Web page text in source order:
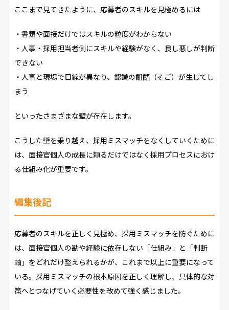
ここまで見てきたように、応募者のスキルを見極めるには
・書類や面接だけではスキルの粒度がわからない
・人事・採用担当者側にスキルや経験がなく、良し悪しが判断
できない
・人事と現場で目線が異なり、認識の齟齬（そご）が生じてし
まう
といったさまざまな壁が存在します。
こうした壁を乗り越え、採用ミスマッチをなくしていくために
は、面接官個人の成長に頼るだけではなく採用プロセスにおけ
る仕組み化が重要です。
編集後記
応募者のスキルを正しく見極め、採用ミスマッチを防ぐために
は、面接官個人の勘や経験に依存しない「仕組み」と「判断
軸」をどれだけ整えられるかが、これまで以上に重要になって
いる。採用ミスマッチの根本原因を正しく理解し、具体的な対
策へとつなげていく必要性を改めて強く感じました。